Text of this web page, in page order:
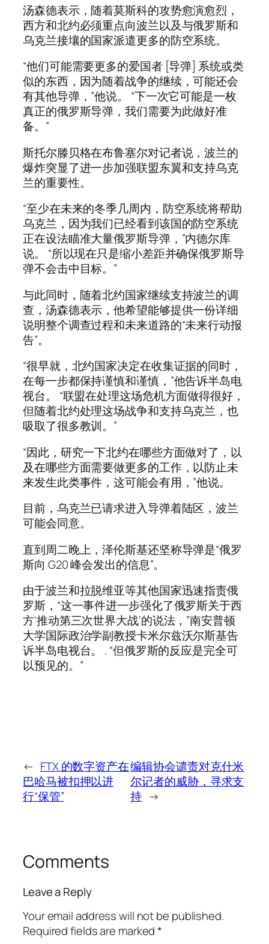
汤森德表示，随着莫斯科的攻势愈演愈烈，
西方和北约必须重点向波兰以及与俄罗斯和
乌克兰接壤的国家派遣更多的防空系统。
“他们可能需要更多的爱国者 [导弹] 系统或类
似的东西，因为随着战争的继续，可能还会
有其他导弹，”他说。 “下一次它可能是一枚
真正的俄罗斯导弹，我们需要为此做好准
备。”
斯托尔滕贝格在布鲁塞尔对记者说，波兰的
爆炸突显了进一步加强联盟东翼和支持乌克
兰的重要性。
“至少在未来的冬季几周内，防空系统将帮助
乌克兰，因为我们已经看到该国的防空系统
正在设法瞄准大量俄罗斯导弹，”内德尔库
说。 “所以现在只是缩小差距并确保俄罗斯导
弹不会击中目标。”
与此同时，随着北约国家继续支持波兰的调
查，汤森德表示，他希望能够提供一份详细
说明整个调查过程和未来道路的“未来行动报
告”。
“很早就，北约国家决定在收集证据的同时，
在每一步都保持谨慎和谨慎，”他告诉半岛电
视台。 “联盟在处理这场危机方面做得很好，
但随着北约处理这场战争和支持乌克兰，也
吸取了很多教训。”
“因此，研究一下北约在哪些方面做对了，以
及在哪些方面需要做更多的工作，以防止未
来发生此类事件，这可能会有用，”他说。
目前，乌克兰已请求进入导弹着陆区，波兰
可能会同意。
直到周二晚上，泽伦斯基还坚称导弹是“俄罗
斯向 G20 峰会发出的信息”。
由于波兰和拉脱维亚等其他国家迅速指责俄
罗斯，“这一事件进一步强化了俄罗斯关于西
方‘推动第三次世界大战’的说法，”南安普顿
大学国际政治学副教授卡米尔兹沃尔斯基告
诉半岛电视台。 . “但俄罗斯的反应是完全可
以预见的。”
← FTX 的数字资产在
巴哈马被扣押以进
行“保管”
编辑协会谴责对克什米
尔记者的威胁，寻求支
持 →
Comments
Leave a Reply
Your email address will not be published.
Required fields are marked*